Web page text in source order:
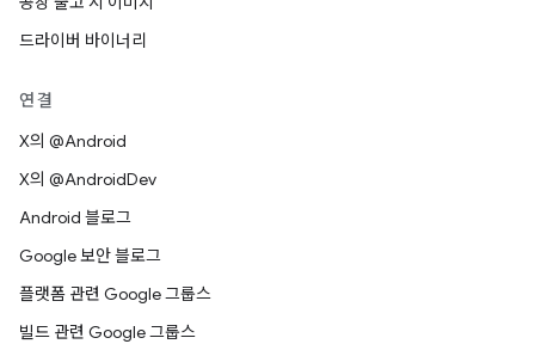
드라이버 바이너리
연결
X의 @Android
X의 @AndroidDev
Android 블로그
Google 보안 블로그
플랫폼 관련 Google 그룹스
빌드 관련 Google 그룹스